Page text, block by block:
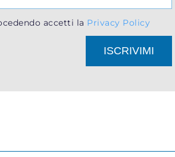
accetti la Privacy Policy
ISCRIVIMI